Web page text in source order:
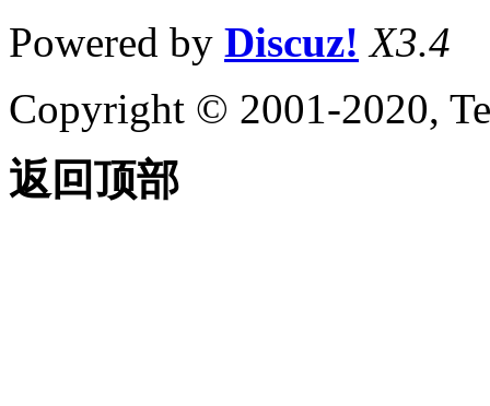
Powered by Discuz! X3.4
Copyright © 2001-2020,
返回顶部